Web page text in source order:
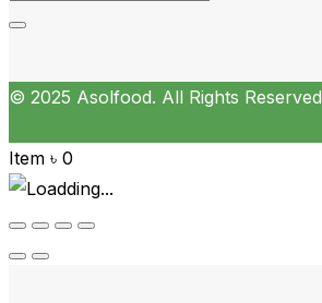
© 2025 Asolfood. All Rights Reserved
Item ৳ 0